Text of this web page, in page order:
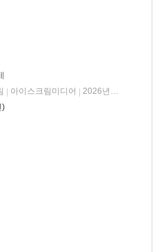
아이스크림미디어
2026년 06월 23일
)